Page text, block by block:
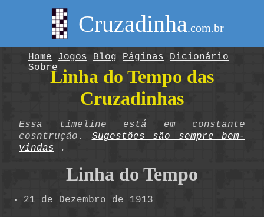
Cruzadinha.com.br
Home Jogos Blog Páginas
Dicionário
SobreLinha do Tempo das
Cruzadinhas
Essa timeline está em constante
cosntrução. Sugestões são sempre bem-
vindas .
Linha do Tempo
21 de Dezembro de 1913